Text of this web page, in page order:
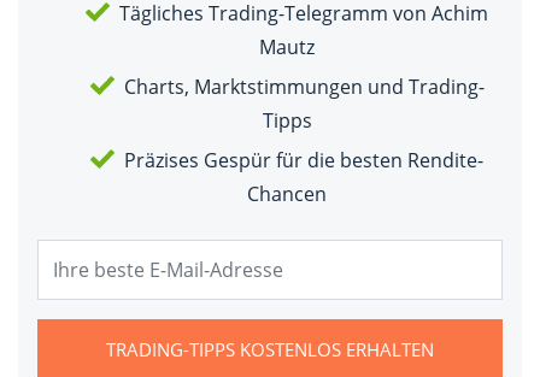
Tägliches Trading-Telegramm von Achim
Mautz
Charts, Marktstimmungen und Trading-
Tipps
Präzises Gespür für die besten Rendite-
Chancen
TRADING-TIPPS KOSTENLOS ERHALTEN